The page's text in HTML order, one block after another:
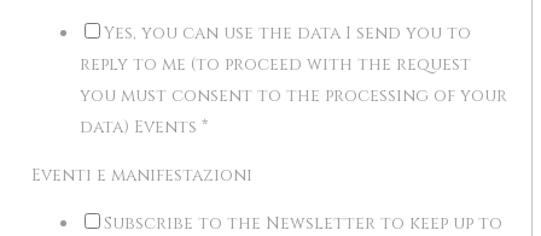
Yes, you can use the data I send you to
reply to me (to proceed with the request
you must consent to the processing of your
data) Events *
Eventi e manifestazioni
Subscribe to the Newsletter to keep up to